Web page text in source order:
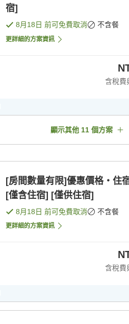
宿]
8月18日 前可免費取消 不含餐
更詳細的方案資訊
含稅費
顯示其他 11 個方案
[房間數量有限]優惠價格・住
[僅含住宿] [僅供住宿]
8月18日 前可免費取消 不含餐
更詳細的方案資訊
含稅費